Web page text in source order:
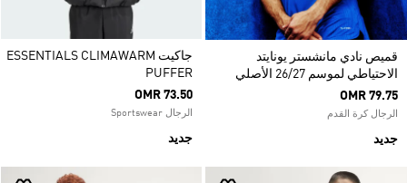
قميص نادي مانشستر يونايتد
الاحتياطي لموسم 26/27 الأصلي
OMR 79.75
الرجال كرة القدم
جديد
جاكيت ESSENTIALS CLIMAWARM
PUFFER
OMR 73.50
الرجال Sportswear
جديد